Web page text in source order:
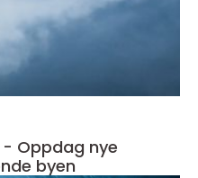
- Oppdag nye
byen